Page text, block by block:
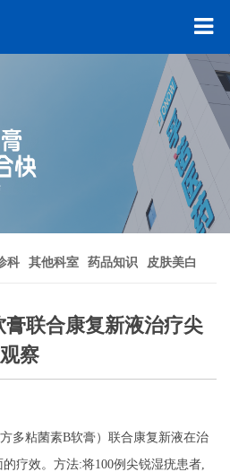
科 其他科室 药品知识 皮肤美白
联合康复新液治疗尖
察
多粘菌素B软膏） 联合康复新液在治
的疗效。方法:将100例尖锐湿疣患者,